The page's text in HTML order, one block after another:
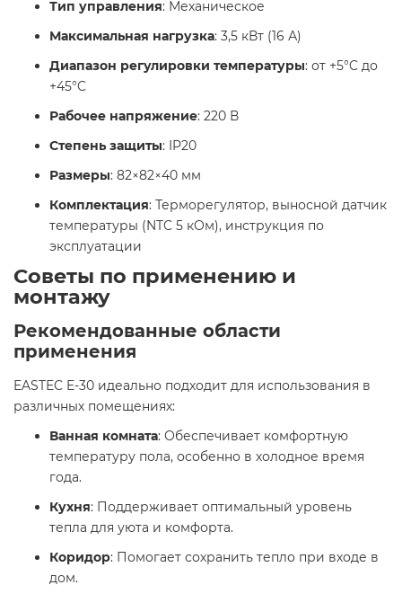
Тип управления: Механическое
Максимальная нагрузка: 3,5 кВт (16 А)
Диапазон регулировки температуры: от +5°C до
+45°C
Рабочее напряжение: 220 В
Степень защиты: IP20
Размеры: 82×82×40 мм
Комплектация: Терморегулятор, выносной датчик
температуры (NTC 5 кОм), инструкция по
эксплуатации​
Советы по применению и
монтажу
Рекомендованные области
применения
EASTEC E-30 идеально подходит для использования в
различных помещениях:​
Ванная комната: Обеспечивает комфортную
температуру пола, особенно в холодное время
года.
Кухня: Поддерживает оптимальный уровень
тепла для уюта и комфорта.
Коридор: Помогает сохранить тепло при входе в
дом.​